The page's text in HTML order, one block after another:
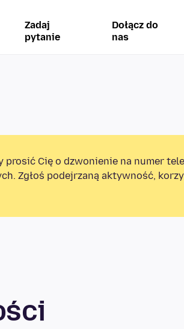
Zadaj
pytanie
Dołącz do
nas
prosić Cię o dzwonienie na numer
Zgłoś podejrzaną aktywność,